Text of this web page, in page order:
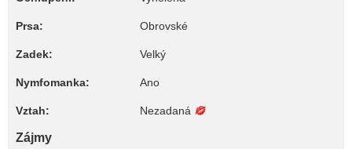
Prsa: Obrovské
Zadek: Velký
Nymfomanka: Ano
Vztah: Nezadaná
Zájmy